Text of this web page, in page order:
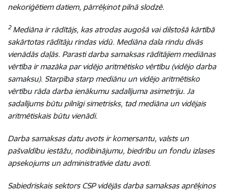
nekoriģētiem datiem, pārrēķinot pilnā slodzē.
2Mediāna ir rādītājs, kas atrodas augošā vai dilstošā kārtībā
sakārtotas rādītāju rindas vidū. Mediāna dala rindu divās
vienādās daļās. Parasti darba samaksas rādītājiem mediānas
vērtība ir mazāka par vidējo aritmētisko vērtību (vidējo darba
samaksu). Starpība starp mediānu un vidējo aritmētisko
vērtību rāda darba ienākumu sadalījuma asimetriju. Ja
sadalījums būtu pilnīgi simetrisks, tad mediāna un vidējais
aritmētiskais būtu vienādi.
Darba samaksas datu avots ir komersantu, valsts un
pašvaldību iestāžu, nodibinājumu, biedrību un fondu izlases
apsekojums un administratīvie datu avoti.
Sabiedriskais sektors CSP vidējās darba samaksas aprēķinos